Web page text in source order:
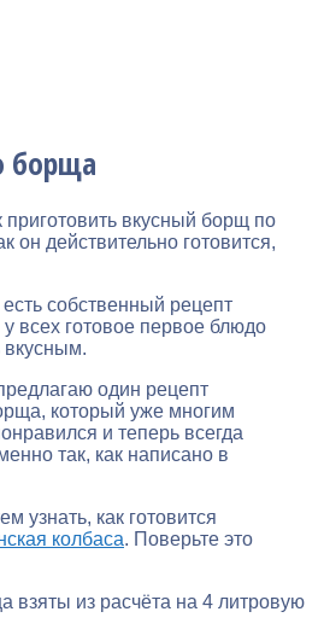
борща
приготовить вкусный борщ по
он действительно готовится,
собственный рецепт
всех готовое первое блюдо
вкусным.
один рецепт
который уже многим
и теперь всегда
так, как написано в
узнать, как готовится
колбаса. Поверьте это
взяты из расчёта на 4 литровую